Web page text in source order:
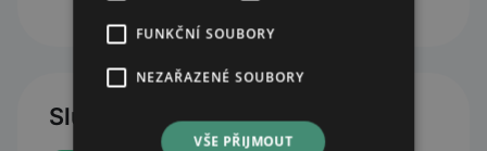
Služby
FUNKČNÍ SOUBORY
NEZAŘAZENÉ SOUBORY
VŠE PŘIJMOUT